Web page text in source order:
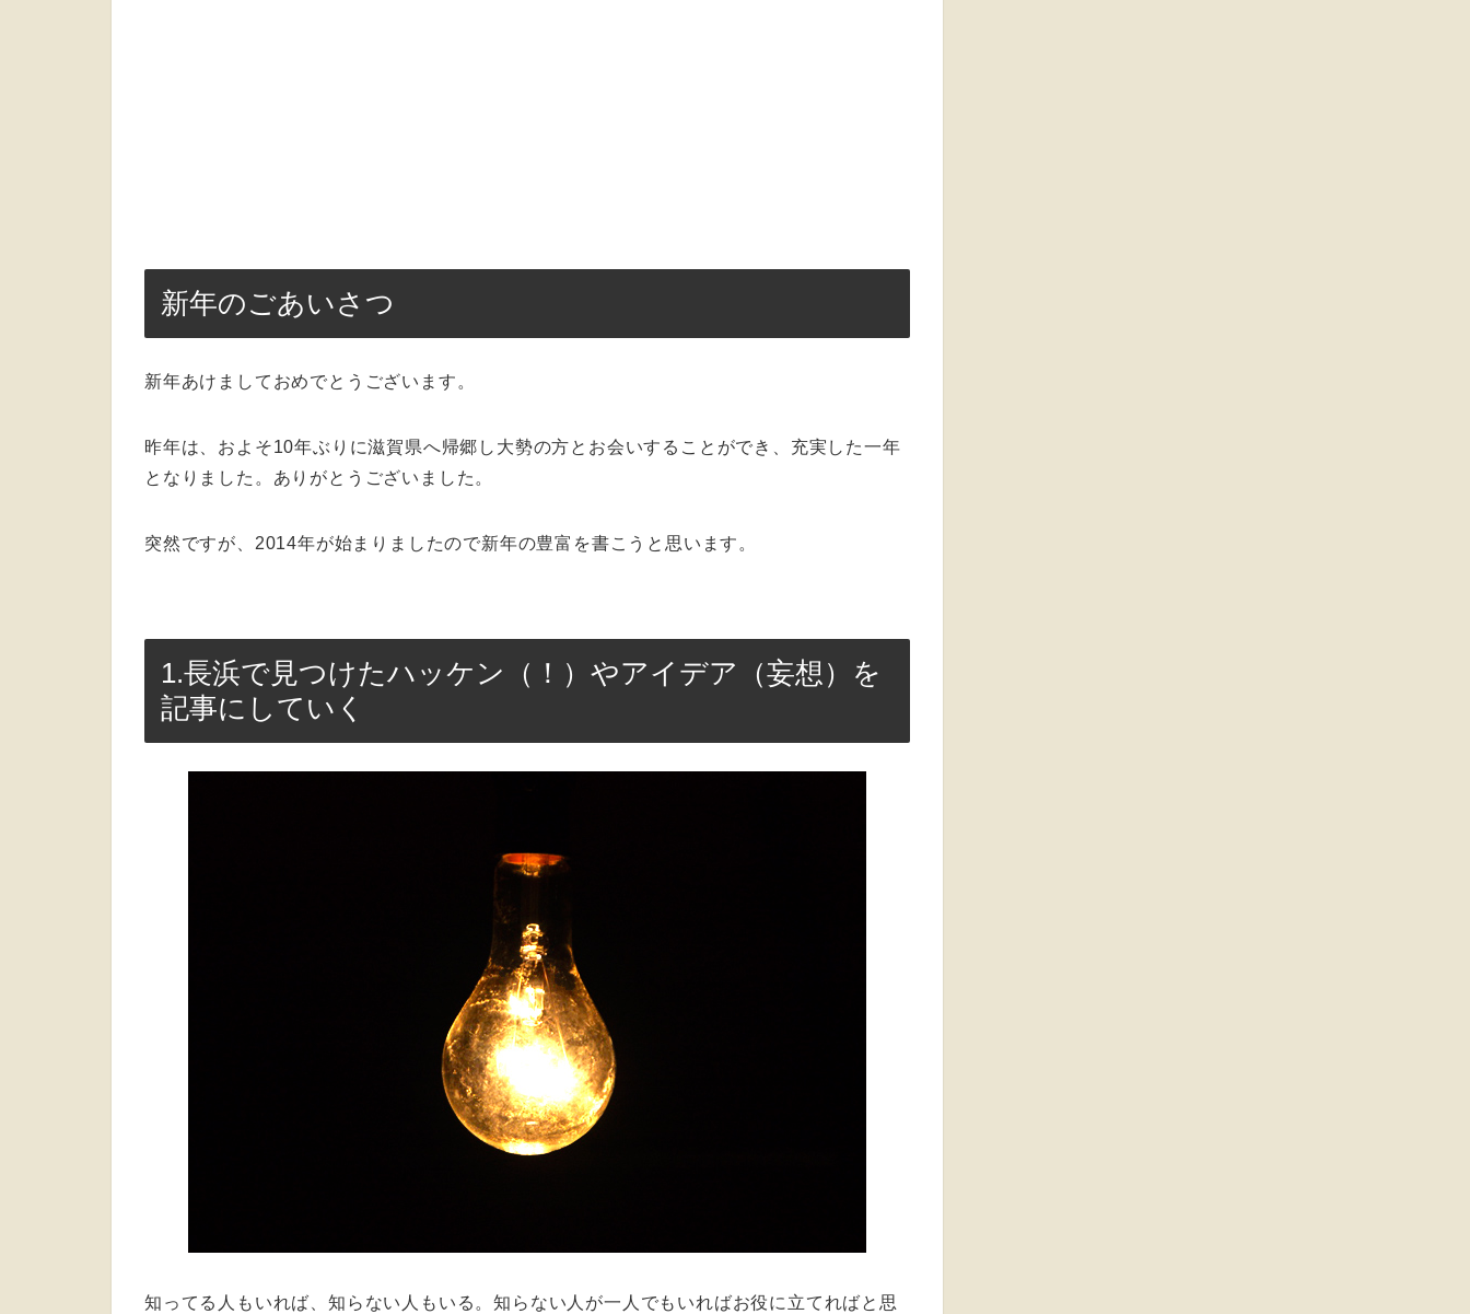
新年のごあいさつ
新年あけましておめでとうございます。
昨年は、およそ10年ぶりに滋賀県へ帰郷し大勢の方とお会いすることができ、充実した一年
となりました。ありがとうございました。
突然ですが、2014年が始まりましたので新年の豊富を書こうと思います。
1.長浜で見つけたハッケン（！）やアイデア（妄想）を
記事にしていく
知ってる人もいれば、知らない人もいる。知らない人が一人でもいればお役に立てればと思